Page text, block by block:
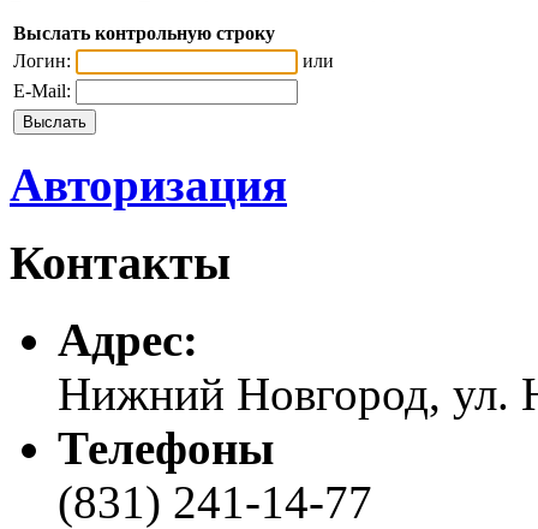
Выслать контрольную строку
Логин:
или
E-Mail:
Авторизация
Контакты
Адреc:
Нижний Новгород, ул.
Телефоны
(831) 241-14-77